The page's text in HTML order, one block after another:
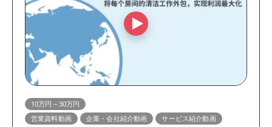
10万円～30万円
営業資料動画
企業・会社紹介動画
サービス紹介動画